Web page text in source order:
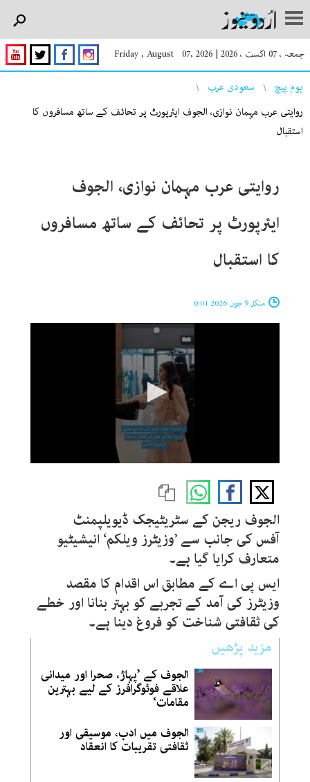
جمعہ ، 07 اگست ، 2026 |
Friday , August 07, 2026
You are here
ہوم پیچ
سعودی عرب
روایتی عرب مہمان نوازی، الجوف ایئرپورٹ پر تحائف کے ساتھ مسافروں کا
استقبال
روایتی عرب مہمان نوازی، الجوف
ایئرپورٹ پر تحائف کے ساتھ مسافروں
کا استقبال
منگل 9 جون 2026 0:01
الجوف ریجن کے سٹریٹیجک ڈیویلپمنٹ
آفس کی جانب سے ’وزیٹرز ویلکم‘ انیشیٹیو
متعارف کرایا گیا ہے۔
ایس پی اے کے مطابق اس اقدام کا مقصد
وزیٹرز کی آمد کے تجربے کو بہتر بنانا اور خطے
کی ثقافتی شناخت کو فروغ دینا ہے۔
مزید پڑھیں
الجوف کے ’پہاڑ، صحرا اور میدانی
علاقے فوٹوگرافرز کے لیے بہترین
مقامات‘
الجوف میں ادب، موسیقی اور
ثقافتی تقریبات کا انعقاد